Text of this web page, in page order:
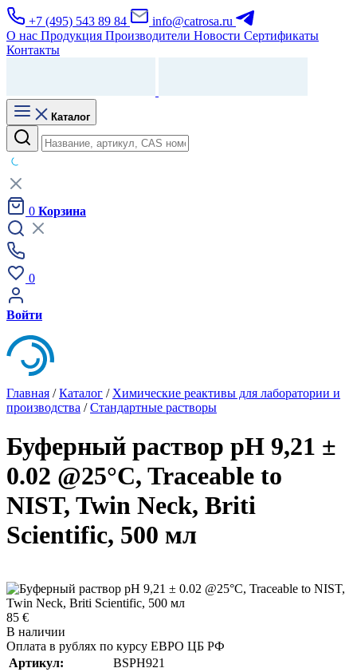
+7 (495) 543 89 84
info@catrosa.ru
О нас Продукция Производители Новости Сертификаты
Контакты
Каталог
0 Корзина
0
Войти
Главная /Каталог / Химические реактивы для лаборатории и
производства /Стандартные растворы
Буферный раствор pH 9,21 ±
0.02 @25°C, Traceable to
NIST, Twin Neck, Briti
Scientific, 500 мл
85 €
В наличии
Оплата в рублях по курсу ЕВРО ЦБ РФ
Артикул:
BSPH921